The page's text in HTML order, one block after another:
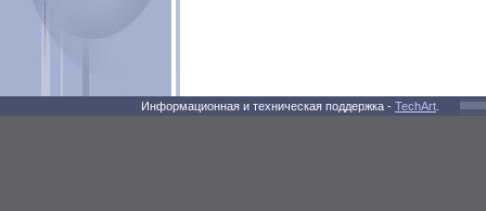
Информационная и техническая поддержка - TechArt